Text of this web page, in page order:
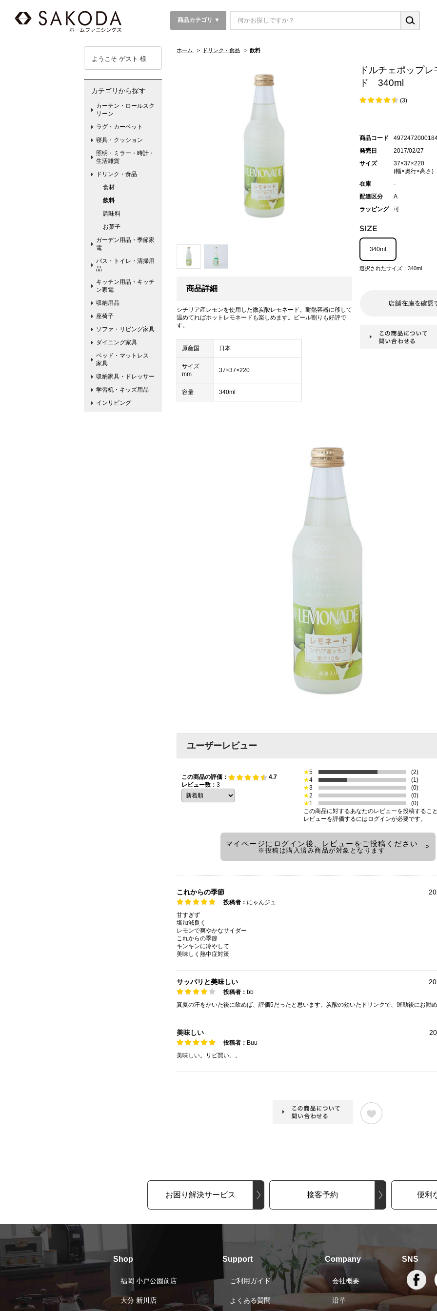
商品カテゴリ ▼
ホーム > ドリンク・食品 > 飲料
商品詳細
シチリア産レモンを使用した微炭酸レモネード。耐熱容器に移して
温めてればホットレモネードも楽しめます。ビール割りも好評で
す。
原産国 日本
サイズ
mm
37×37×220
容量 340ml
ドルチェポップレ
ド 340ml
(3)
商品コード
発売日
2017/02/27
サイズ
37×37×220
(幅×奥行×高さ)
在庫
-
配達区分
A
ラッピング
可
340ml
選択されたサイズ：340ml
ユーザーレビュー
この商品の評価：
4.7
レビュー数： 3
★5
(2)
★4
(1)
★3
(0)
★2
(0)
★1
(0)
この商品に対するあなたのレビューを投稿するこ
レビューを評価するには ログインが必要です。
マイページにログイン後、レビューをご投稿ください
※投稿は購入済み商品が対象となります
これからの季節
投稿者： にゃんジュ
甘すぎず
塩加減良く
レモンで爽やかなサイダー
これからの季節
キンキンに冷やして
美味しく熱中症対策
サッパリと美味しい
投稿者： bb
真夏の汗をかいた後に飲めば、評価5だったと思います。炭酸の効いたドリンクで、運動後にお勧め
美味しい
投稿者： Buu
美味しい。リピ買い。。
ようこそ ゲスト 様
カテゴリから探す
カーテン・ロールスク
リーン
ラグ・カーペット
寝具・クッション
照明・ミラー・時計・
生活雑貨
ドリンク・食品
食材
飲料
調味料
お菓子
ガーデン用品・季節家
電
バス・トイレ・清掃用
品
キッチン用品・キッチ
ン家電
収納用品
座椅子
ソファ・リビング家具
ダイニング家具
ベッド・マットレス
家具
収納家具・ドレッサー
学習机・キッズ用品
インリビング
お困り解決サービス 接客予約 便利
Shop
福岡 小戸公園前店
大分 新川店
Support
ご利用ガイド
よくある質問
Company
会社概要
沿革
SNS